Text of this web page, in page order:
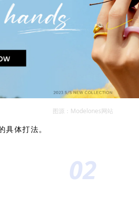
图源： Modelones网站
具体打法。
02